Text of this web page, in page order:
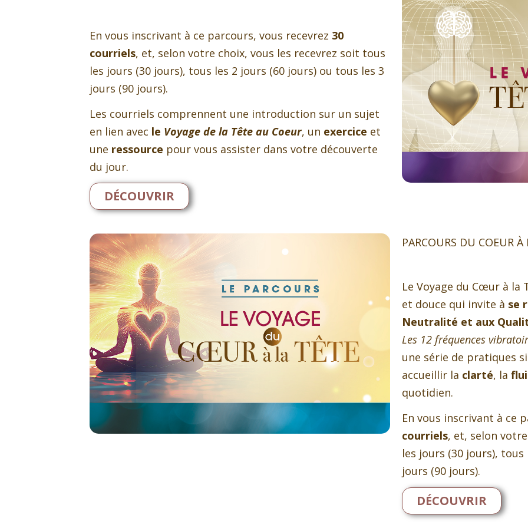
En vous inscrivant à ce parcours, vous recevrez 30
courriels, et, selon votre choix, vous les recevrez soit tous
les jours (30 jours), tous les 2 jours (60 jours) ou tous les 3
jours (90 jours).
Les courriels comprennent une introduction sur un sujet
en lien avec le Voyage de la Tête au Coeur, un exercice et
une ressource pour vous assister dans votre découverte
du jour.
DÉCOUVRIR
PARCOURS DU COEUR À
Le Voyage du Cœur à la
et douce qui invite à se
Neutralité et aux
Les 12 fréquences
une série de pratiques
accueillir la clarté, la
quotidien.
En vous inscrivant à ce
courriels, et, selon
les jours (30 jours),
jours (90 jours).
DÉCOUVRIR